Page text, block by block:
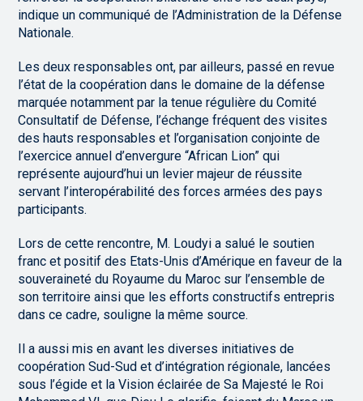
indique un communiqué de l’Administration de la Défense
Nationale.
Les deux responsables ont, par ailleurs, passé en revue
l’état de la coopération dans le domaine de la défense
marquée notamment par la tenue régulière du Comité
Consultatif de Défense, l’échange fréquent des visites
des hauts responsables et l’organisation conjointe de
l’exercice annuel d’envergure “African Lion” qui
représente aujourd’hui un levier majeur de réussite
servant l’interopérabilité des forces armées des pays
participants.
Lors de cette rencontre, M. Loudyi a salué le soutien
franc et positif des Etats-Unis d’Amérique en faveur de la
souveraineté du Royaume du Maroc sur l’ensemble de
son territoire ainsi que les efforts constructifs entrepris
dans ce cadre, souligne la même source.
Il a aussi mis en avant les diverses initiatives de
coopération Sud-Sud et d’intégration régionale, lancées
sous l’égide et la Vision éclairée de Sa Majesté le Roi